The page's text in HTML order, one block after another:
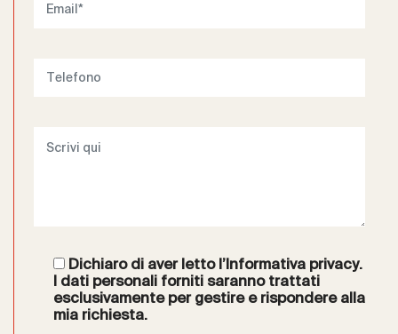
Dichiaro di aver letto l’Informativa privacy.
I dati personali forniti saranno trattati
esclusivamente per gestire e rispondere alla
mia richiesta.